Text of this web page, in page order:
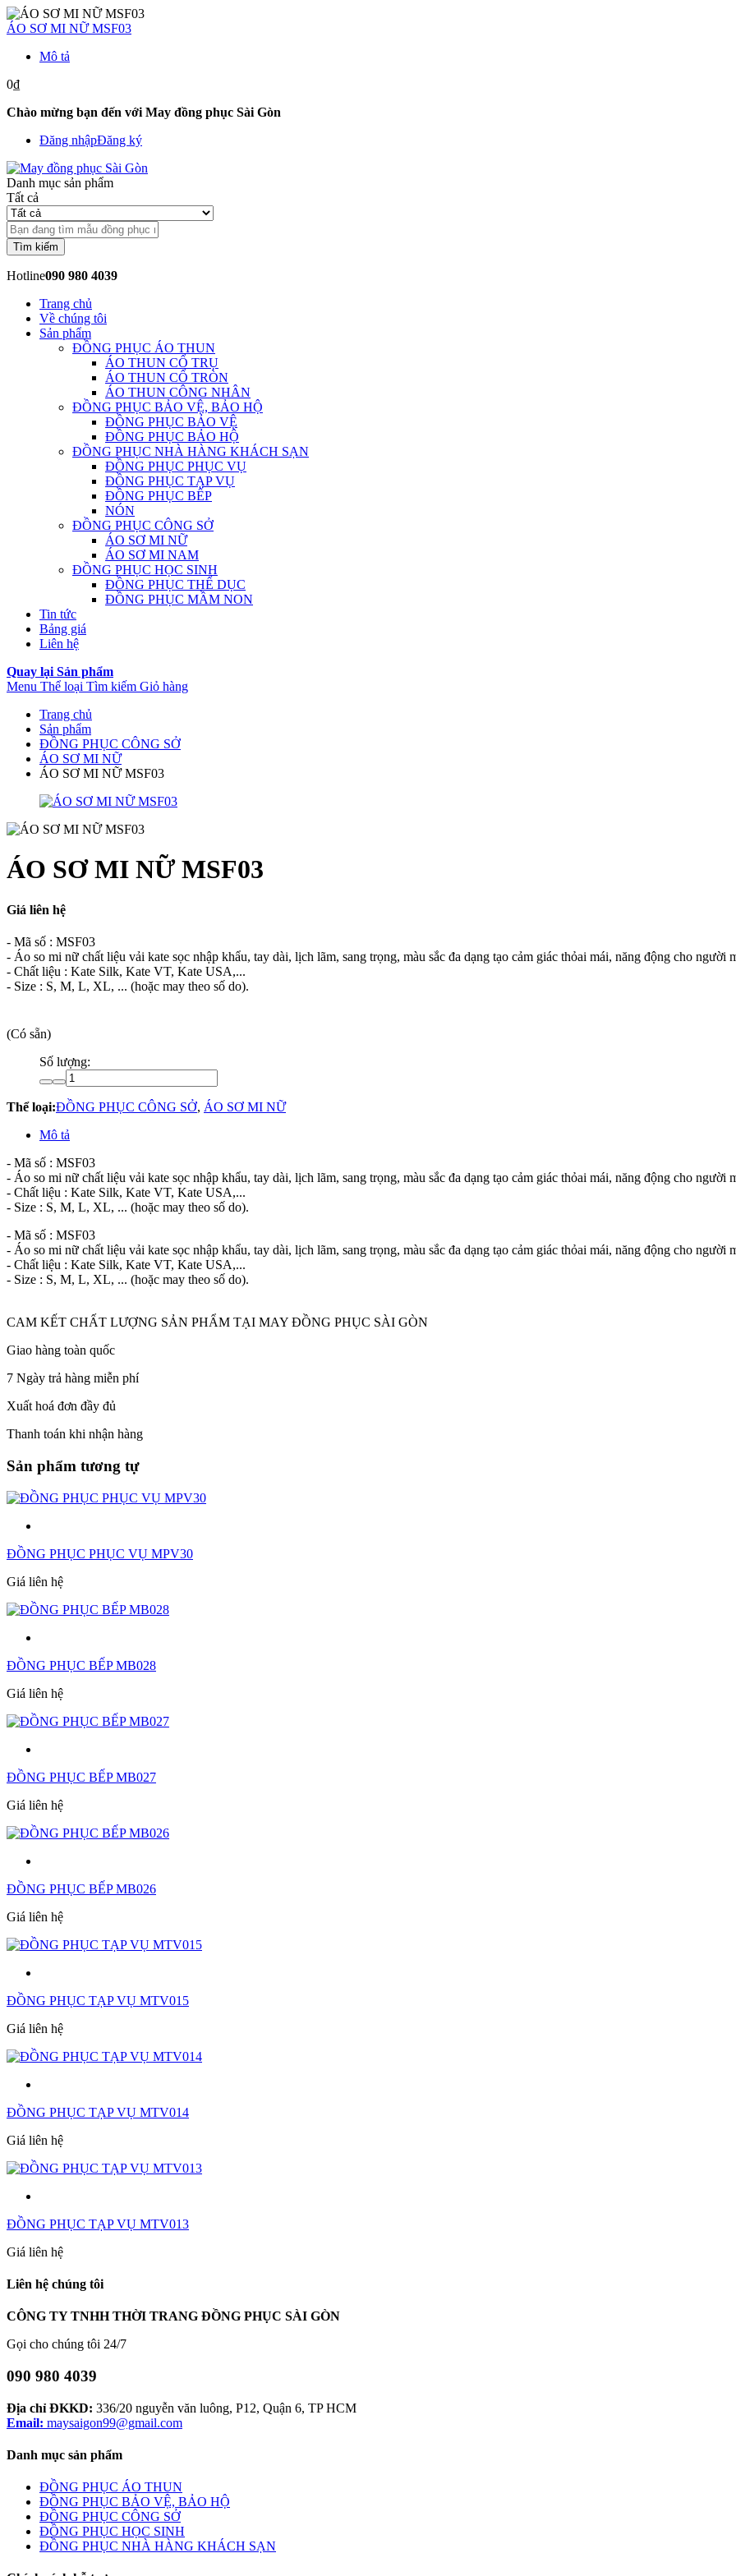
ÁO SƠ MI NỮ MSF03
Mô tả
0₫
Chào mừng bạn đến với May đồng phục Sài Gòn
Đăng nhậpĐăng ký
Danh mục sản phẩm
Tất cả
Tìm kiếm
Hotline090 980 4039
Trang chủ
Về chúng tôi
Sản phẩm
ĐỒNG PHỤC ÁO THUN
ÁO THUN CỔ TRỤ
ÁO THUN CỔ TRÒN
ÁO THUN CÔNG NHÂN
ĐỒNG PHỤC BẢO VỆ, BẢO HỘ
ĐỒNG PHỤC BẢO VỆ
ĐỒNG PHỤC BẢO HỘ
ĐỒNG PHỤC NHÀ HÀNG KHÁCH SẠN
ĐỒNG PHỤC PHỤC VỤ
ĐỒNG PHỤC TẠP VỤ
ĐỒNG PHỤC BẾP
NÓN
ĐỒNG PHỤC CÔNG SỞ
ÁO SƠ MI NỮ
ÁO SƠ MI NAM
ĐỒNG PHỤC HỌC SINH
ĐỒNG PHỤC THỂ DỤC
ĐỒNG PHỤC MẦM NON
Tin tức
Bảng giá
Liên hệ
Quay lại Sản phẩm
Menu Thể loại Tìm kiếm Giỏ hàng
Trang chủ
Sản phẩm
ĐỒNG PHỤC CÔNG SỞ
ÁO SƠ MI NỮ
ÁO SƠ MI NỮ MSF03
ÁO SƠ MI NỮ MSF03
Giá liên hệ
- Mã số : MSF03
- Áo so mi nữ chất liệu vải kate sọc nhập khẩu, tay dài, lịch lãm, sang trọng, màu sắc đa dạng tạo cảm giác thỏai mái, năng động cho người
- Chất liệu : Kate Silk, Kate VT, Kate USA,...
- Size : S, M, L, XL, ... (hoặc may theo số do).
(Có sẵn)
Số lượng:
Thể loại:ĐỒNG PHỤC CÔNG SỞ, ÁO SƠ MI NỮ
Mô tả
- Mã số : MSF03
- Áo so mi nữ chất liệu vải kate sọc nhập khẩu, tay dài, lịch lãm, sang trọng, màu sắc đa dạng tạo cảm giác thỏai mái, năng động cho người
- Chất liệu : Kate Silk, Kate VT, Kate USA,...
- Size : S, M, L, XL, ... (hoặc may theo số do).
- Mã số : MSF03
- Áo so mi nữ chất liệu vải kate sọc nhập khẩu, tay dài, lịch lãm, sang trọng, màu sắc đa dạng tạo cảm giác thỏai mái, năng động cho người
- Chất liệu : Kate Silk, Kate VT, Kate USA,...
- Size : S, M, L, XL, ... (hoặc may theo số do).
CAM KẾT CHẤT LƯỢNG SẢN PHẨM TẠI MAY ĐỒNG PHỤC SÀI GÒN
Giao hàng toàn quốc
7 Ngày trả hàng miễn phí
Xuất hoá đơn đầy đủ
Thanh toán khi nhận hàng
Sản phẩm tương tự
ĐỒNG PHỤC PHỤC VỤ MPV30
Giá liên hệ
ĐỒNG PHỤC BẾP MB028
Giá liên hệ
ĐỒNG PHỤC BẾP MB027
Giá liên hệ
ĐỒNG PHỤC BẾP MB026
Giá liên hệ
ĐỒNG PHỤC TẠP VỤ MTV015
Giá liên hệ
ĐỒNG PHỤC TẠP VỤ MTV014
Giá liên hệ
ĐỒNG PHỤC TẠP VỤ MTV013
Giá liên hệ
Liên hệ chúng tôi
CÔNG TY TNHH THỜI TRANG ĐỒNG PHỤC SÀI GÒN
Gọi cho chúng tôi 24/7
090 980 4039
Địa chỉ ĐKKD: 336/20 nguyễn văn luông, P12, Quận 6, TP HCM
Email: maysaigon99@gmail.com
Danh mục sản phẩm
ĐỒNG PHỤC ÁO THUN
ĐỒNG PHỤC BẢO VỆ, BẢO HỘ
ĐỒNG PHỤC CÔNG SỞ
ĐỒNG PHỤC HỌC SINH
ĐỒNG PHỤC NHÀ HÀNG KHÁCH SẠN